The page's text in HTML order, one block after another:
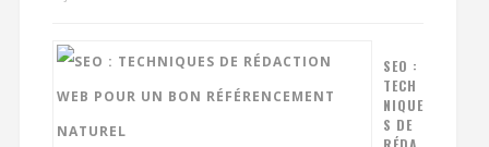
SEO :
TECH
NIQUE
S DE